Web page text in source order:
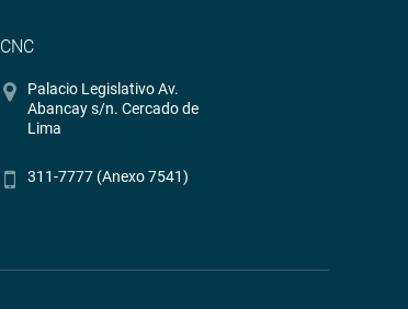
CNC
Palacio Legislativo Av.
Abancay s/n. Cercado de
Lima
311-7777 (Anexo 7541)